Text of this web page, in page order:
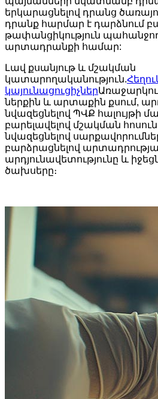
երկարացնելով դրանց
դրանք հարմար է դարձնում
թափանցիկություն
արտադրանքի համար:
Լավ քսանյութ և մշակման
կատարողականություն.
կայունացուցիչներ
ներքին և արտաքին քսում,
նվազեցնելով ՊՎՔ հալույթի
բարելավելով մշակման
նվազեցնելով
բարձրացնելով
արդյունավետությունը և
ծախսերը։